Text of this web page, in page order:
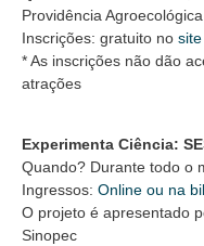
Providência Agroecológica
Inscrições: gratuito no
* As inscrições não dão
atrações
Experimenta Ciência:
Quando? Durante todo o
Ingressos: Online ou na
O projeto é apresentado
Sinopec